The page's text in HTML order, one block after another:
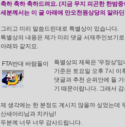
축하 축하 축하드려요. (지금 무지 피곤한 한밤
세분께서는 이 글 아래에 만오천원상당의 알라
그리고 미리 말씀드린대로 특별상이 있습니다.
특별상의 내용은 제가 미리 댓글 서재주인보기
아래와 같지요.
FTA반대 바람돌이
특별상의 제목은 '우정상'입
기준은 토요일 오후 7시 이
댓글과 추천 순위안에 들
기 때문이랍니다. 그래서
제 생각에는 한 분정도 계시지 않을까 싶었는데
산새아리님과 치카님!
두분께 너무 너무 감사드립니다.